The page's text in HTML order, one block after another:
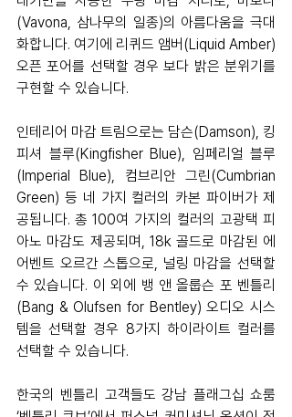
(Vavona, 삼나무의 일종)의 아름다움을 극대
화합니다. 여기에 리퀴드 앰버(Liquid Amber)
오픈 포어를 선택할 경우 보다 밝은 분위기를
구현할 수 있습니다.
인테리어 마감 트림으로는 담슨(Damson), 킹
피셔 블루(Kingfisher Blue), 임페리얼 블루
(Imperial Blue), 컴브리안 그린(Cumbrian
Green) 등 네 가지 컬러의 카본 파이버가 제
공됩니다. 총 100여 가지의 컬러의 고광택 피
아노 마감도 제공되며, 18k 골드로 마감된 에
어벤트 오르간 스톱으로, 널링 마감을 선택할
수 있습니다. 이 외에 뱅 앤 올룹슨 포 벤틀리
(Bang & Olufsen for Bentley) 오디오 시스
템을 선택할 경우 8가지 하이라이트 컬러를
선택할 수 있습니다.
한국의 벤틀리 고객들도 강남 플래그십 쇼룸